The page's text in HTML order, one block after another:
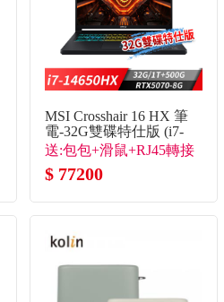
MSI Crosshair 16 HX 筆
電-32G雙碟特仕版 (i7-
14650HX/32G/1T+500G/
8G/Win11)
送:包包+滑鼠+RJ45轉接
線+隨行杯
$ 77200